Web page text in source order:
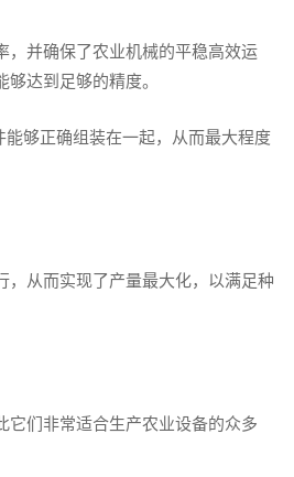
，并确保了农业机械的平稳高效运
达到足够的精度。
够正确组装在一起，从而最大程度
，从而实现了产量最大化，以满足种
它们非常适合生产农业设备的众多